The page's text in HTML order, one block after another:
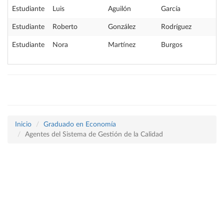
Estudiante Luis Aguilón García
Estudiante Roberto González Rodríguez
Estudiante Nora Martínez Burgos
Inicio
Graduado en Economía
Agentes del Sistema de Gestión de la Calidad